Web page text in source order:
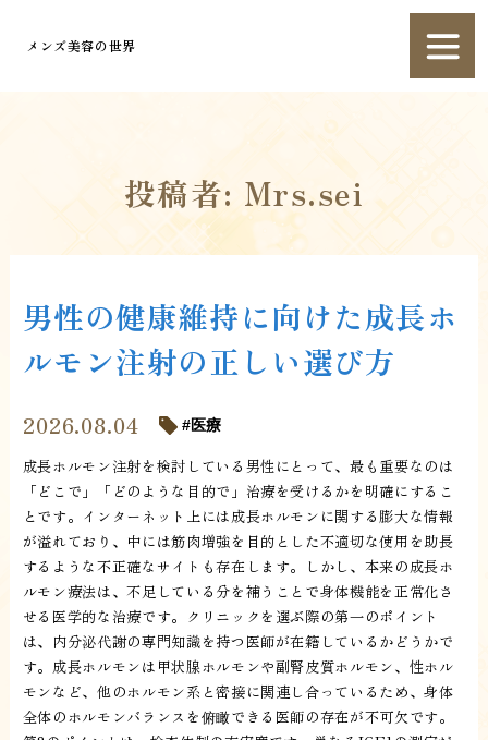
メンズ美容の世界
投稿者: Mrs.sei
男性の健康維持に向けた成長ホ
ルモン注射の正しい選び方
2026.08.04 医療
成長ホルモン注射を検討している男性にとって、最も重要なのは
「どこで」「どのような目的で」治療を受けるかを明確にするこ
とです。インターネット上には成長ホルモンに関する膨大な情報
が溢れており、中には筋肉増強を目的とした不適切な使用を助長
するような不正確なサイトも存在します。しかし、本来の成長ホ
ルモン療法は、不足している分を補うことで身体機能を正常化さ
せる医学的な治療です。クリニックを選ぶ際の第一のポイント
は、内分泌代謝の専門知識を持つ医師が在籍しているかどうかで
す。成長ホルモンは甲状腺ホルモンや副腎皮質ホルモン、性ホル
モンなど、他のホルモン系と密接に関連し合っているため、身体
全体のホルモンバランスを俯瞰できる医師の存在が不可欠です。